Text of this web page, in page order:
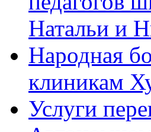
Натальи и
Народная
клиникам
Услуги